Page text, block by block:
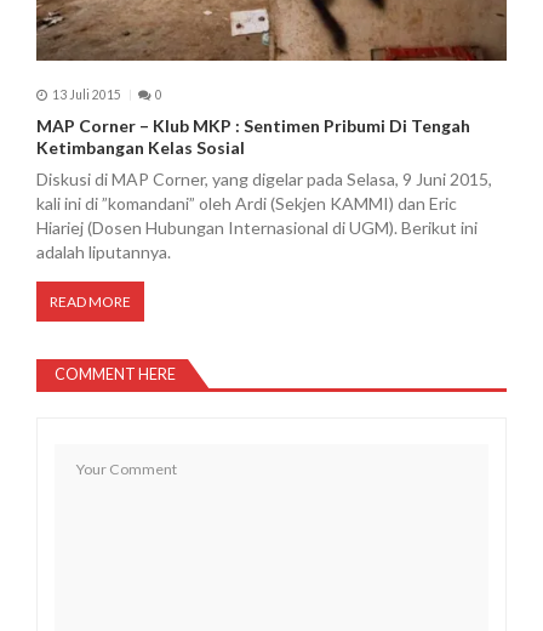
13 Juli 2015 0
MAP Corner – Klub MKP : Sentimen Pribumi Di Tengah
Ketimbangan Kelas Sosial
Diskusi di MAP Corner, yang digelar pada Selasa, 9 Juni 2015,
kali ini di ”komandani” oleh Ardi (Sekjen KAMMI) dan Eric
Hiariej (Dosen Hubungan Internasional di UGM). Berikut ini
adalah liputannya.
READ MORE
COMMENT HERE